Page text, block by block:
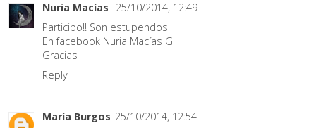
Nuria Macías
25/10/2014, 12:49
Participo!! Son estupendos
En facebook Nuria Macías G
Gracias
Reply
María Burgos 25/10/2014, 12:54